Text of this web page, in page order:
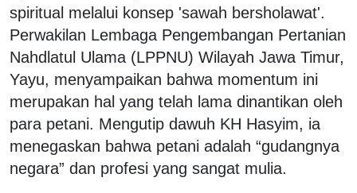
spiritual melalui konsep 'sawah bersholawat'.
Perwakilan Lembaga Pengembangan Pertanian
Nahdlatul Ulama (LPPNU) Wilayah Jawa Timur,
Yayu, menyampaikan bahwa momentum ini
merupakan hal yang telah lama dinantikan oleh
para petani. Mengutip dawuh KH Hasyim, ia
menegaskan bahwa petani adalah “gudangnya
negara” dan profesi yang sangat mulia.